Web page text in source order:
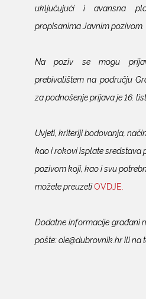
uključujući i avansna
propisanima Javnim pozivom.
Na poziv se mogu
prebivalištem na području
za podnošenje prijava je 16.
Uvjeti, kriteriji bodovanja,
kao i rokovi isplate sredstava
pozivom koji, kao i svu
možete preuzetiOVDJE.
Dodatne informacije građani
pošte: oie@dubrovnik.hr ili